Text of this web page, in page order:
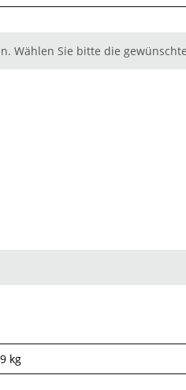
Wählen Sie bitte die
kg